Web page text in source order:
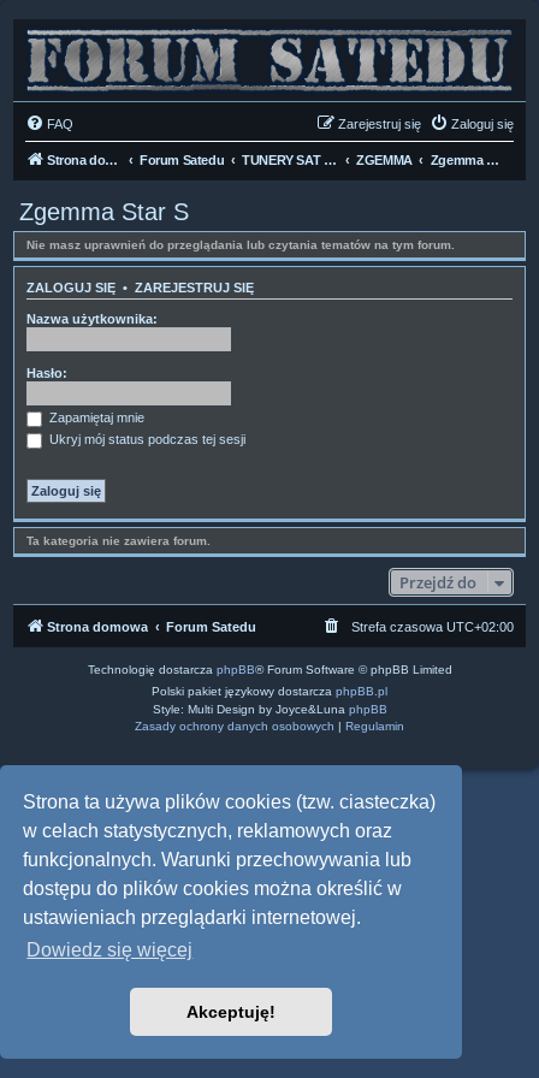
Strona ta używa plików cookies (tzw. ciasteczka)
w celach statystycznych, reklamowych oraz
funkcjonalnych. Warunki przechowywania lub
dostępu do plików cookies można określić w
ustawieniach przeglądarki internetowej.
Dowiedz się więcej
Akceptuję!
FAQ Zaloguj się
Zarejestruj się
Strona domowa Forum Satedu TUNERY SAT HD-LINUX ZGEMMA Zgemma Star S
Zgemma Star S
Nie masz uprawnień do przeglądania lub czytania tematów na tym forum.
ZALOGUJ SIĘ • ZAREJESTRUJ SIĘ
Nazwa użytkownika:
Hasło:
Zapamiętaj mnie
Ukryj mój status podczas tej sesji
Ta kategoria nie zawiera forum.
Przejdź do
Strona domowa Forum Satedu Strefa czasowa UTC+02:00
Technologię dostarcza phpBB® Forum Software © phpBB Limited
Polski pakiet językowy dostarcza phpBB.pl
Style: Multi Design by Joyce&Luna phpBB
Zasady ochrony danych osobowych | Regulamin